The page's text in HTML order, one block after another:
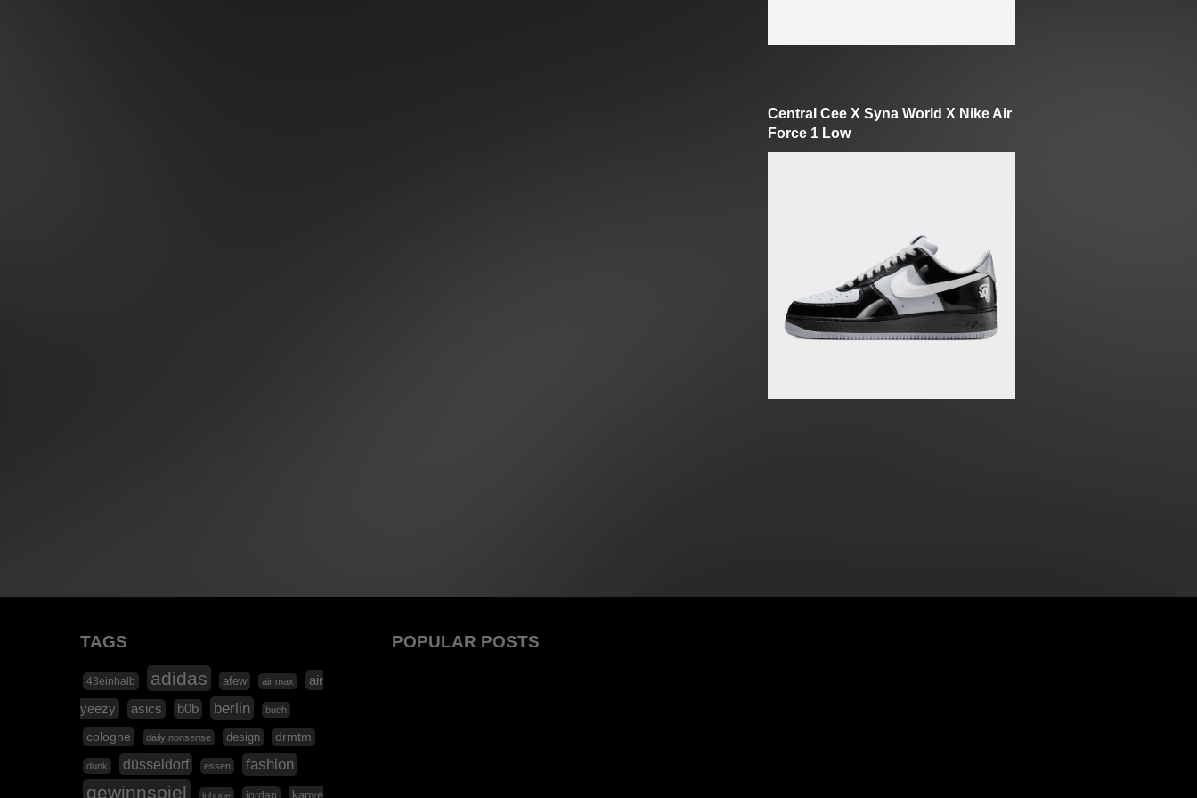
Central Cee X Syna World X Nike Air
Force 1 Low
TAGS
43einhalb adidas afew air max
air
yeezy
asics b0b berlin buch
cologne daily nonsense design drmtm
dunk düsseldorf essen fashion
gewinnspiel iphone jordan kanye
POPULAR POSTS